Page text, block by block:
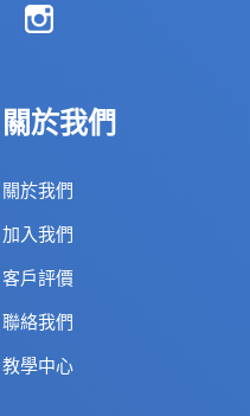
關於我們
關於我們
加入我們
客戶評價
聯絡我們
教學中心